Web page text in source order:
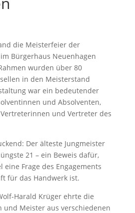
die Meisterfeier der
Bürgerhaus Neuenhagen
wurden über 80
in den Meisterstand
war ein bedeutender
und Absolventen,
und Vertreter des
Der älteste Jungmeister
21 – ein Beweis dafür,
Frage des Engagements
für das Handwerk ist.
Harald Krüger ehrte die
und Meister aus verschiedenen